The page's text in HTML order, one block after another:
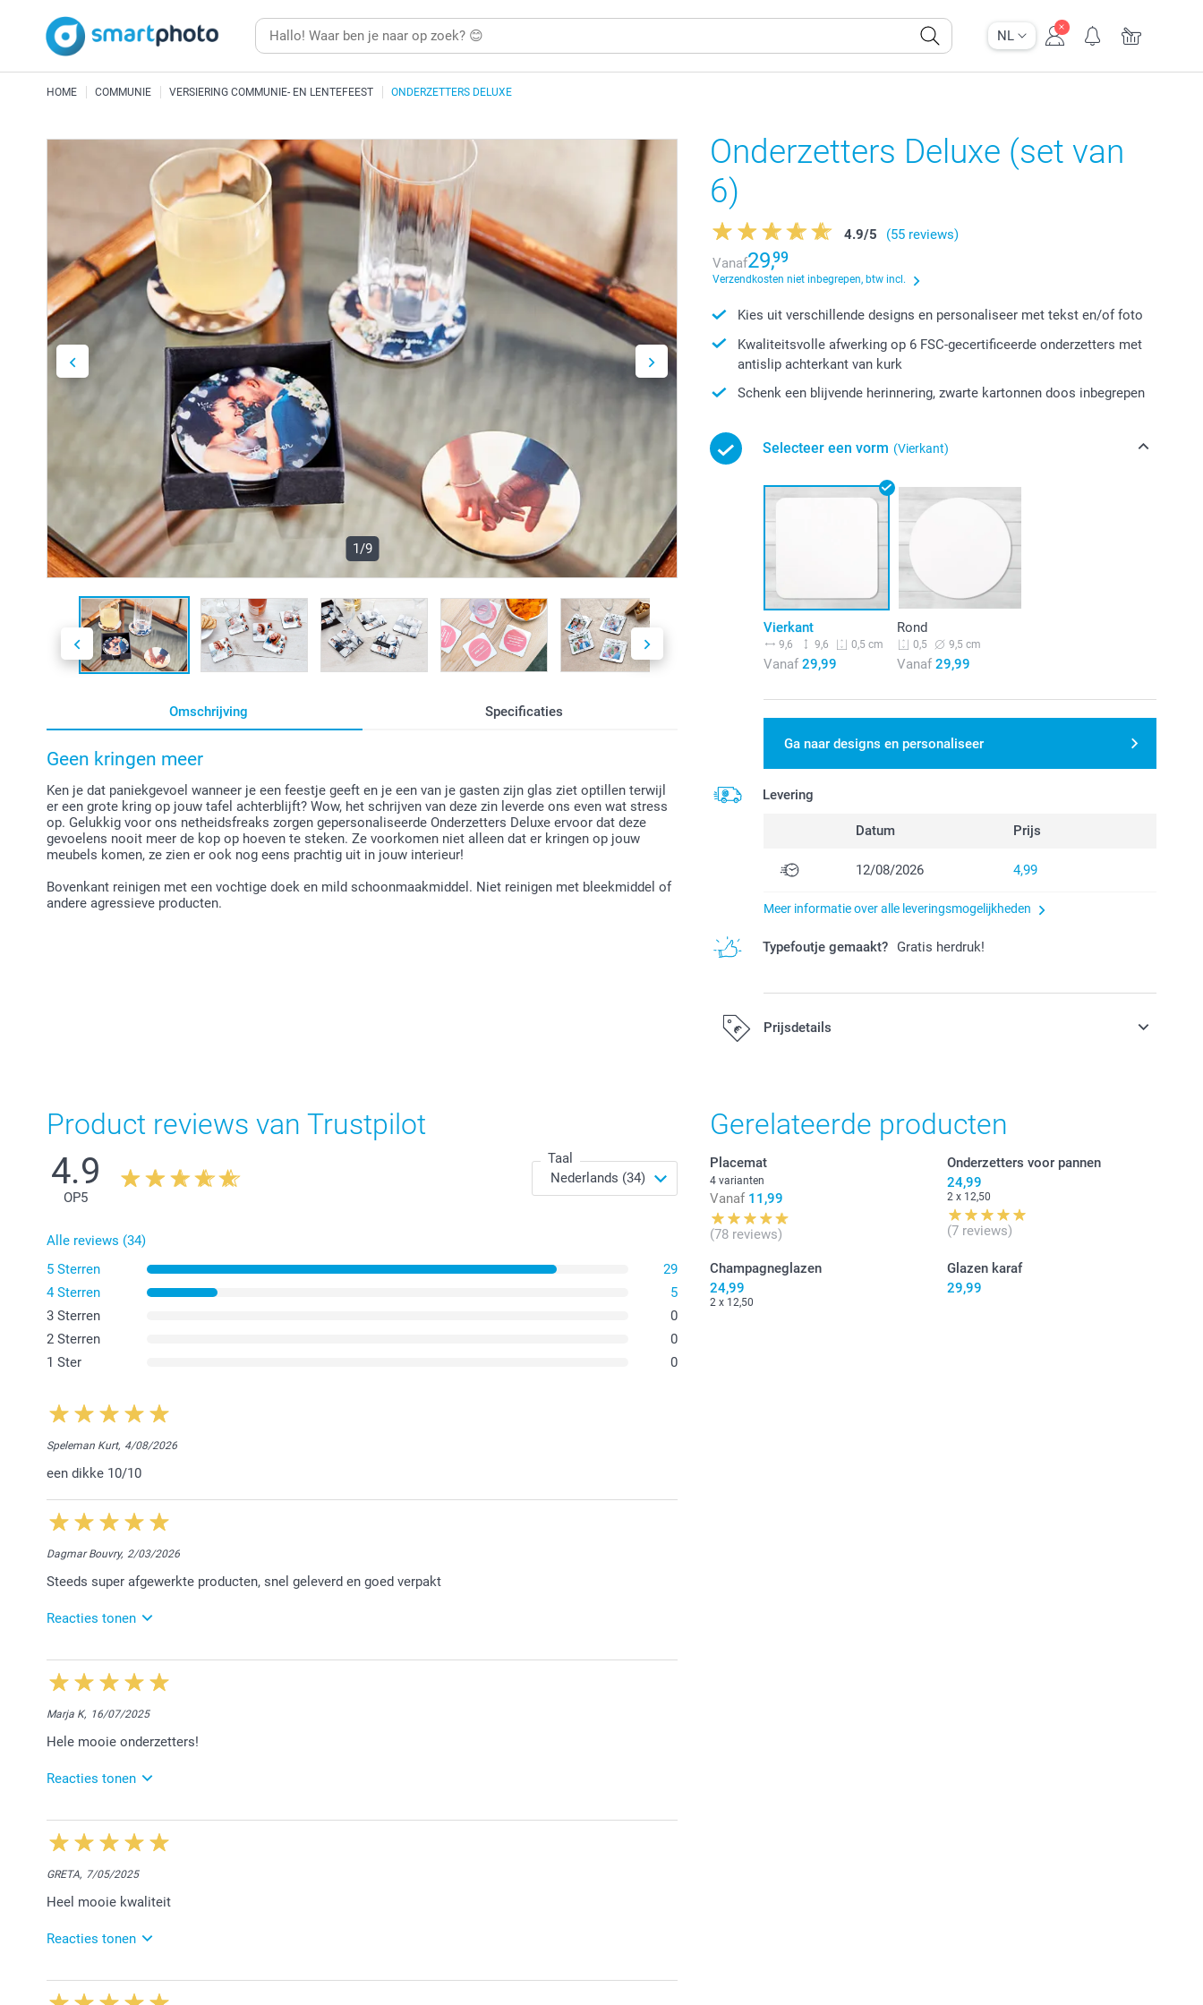
NL
HOME COMMUNIE VERSIERING COMMUNIE- EN LENTEFEEST ONDERZETTERS DELUXE
1/9
Omschrijving Specificaties
Geen kringen meer
Ken je dat paniekgevoel wanneer je een feestje geeft en je een van je gasten zijn glas ziet optillen terwijl
er een grote kring op jouw tafel achterblijft? Wow, het schrijven van deze zin leverde ons even wat stress
op. Gelukkig voor ons netheidsfreaks zorgen gepersonaliseerde Onderzetters Deluxe ervoor dat deze
gevoelens nooit meer de kop op hoeven te steken. Ze voorkomen niet alleen dat er kringen op jouw
meubels komen, ze zien er ook nog eens prachtig uit in jouw interieur!
Bovenkant reinigen met een vochtige doek en mild schoonmaakmiddel. Niet reinigen met bleekmiddel of
andere agressieve producten.
Onderzetters Deluxe (set van
6)
4.9/5
(55 reviews)
Vanaf29,99
Verzendkosten niet inbegrepen, btw incl.
Kies uit verschillende designs en personaliseer met tekst en/of foto
Kwaliteitsvolle afwerking op 6 FSC-gecertificeerde onderzetters met
antislip achterkant van kurk
Schenk een blijvende herinnering, zwarte kartonnen doos inbegrepen
Selecteer een vorm (Vierkant)
Vierkant
9,6 9,6 0,5 cm
Vanaf 29,99
Rond
0,5 9,5 cm
Vanaf 29,99
Ga naar designs en personaliseer
Levering
Datum Prijs
12/08/2026 4,99
Meer informatie over alle leveringsmogelijkheden
Typefoutje gemaakt? Gratis herdruk!
Prijsdetails
Product reviews van Trustpilot
4.9
OP5
Taal
Alle reviews (34)
5 Sterren
29
4 Sterren
5
3 Sterren
0
2 Sterren
0
1 Ster
0
Speleman Kurt, 4/08/2026
een dikke 10/10
Dagmar Bouvry, 2/03/2026
Steeds super afgewerkte producten, snel geleverd en goed verpakt
Reacties tonen
31/03/2026
13:41
Hallo Dagmar,
levering en de verpakking van jouw bestelling.
Nog een prettige dag!
Marja K, 16/07/2025
Hele mooie onderzetters!
Reacties tonen
16/07/2025
14:35
Hey Marja,
mogen zijn. Geniet van jouw creatie!
Hartelijke groeten,
GRETA, 7/05/2025
Heel mooie kwaliteit
Reacties tonen
8/05/2025
14:36
Gerelateerde producten
Placemat
4 varianten
Vanaf 11,99
(78 reviews)
Onderzetters voor pannen
24,99
2 x 12,50
(7 reviews)
Champagneglazen
24,99
2 x 12,50
Glazen karaf
29,99